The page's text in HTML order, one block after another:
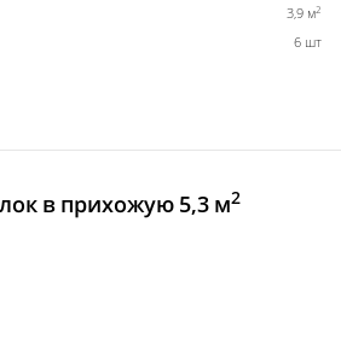
3,9 м2
6 шт
в прихожую 5,3 м2